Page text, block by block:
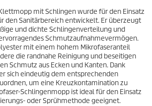
mit Schlingen wurde für den Einsatz
den Sanitärbereich entwickelt. Er überzeugt
und dichte Schlingenverteilung und
Schmutzaufnahmevermögen.
mit einem hohem Mikrofaseranteil
die randnahe Reinigung und beseitigen
Schmutz aus Ecken und Kanten. Dank
sich eindeutig dem entsprechenden
um eine Kreuzkontamination zu
Schlingenmopp ist ideal für den Einsatz
oder Sprühmethode geeignet.